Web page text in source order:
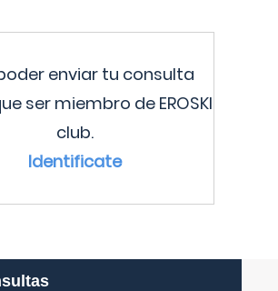
enviar tu consulta
ser miembro de EROSKI
club.
Identificate